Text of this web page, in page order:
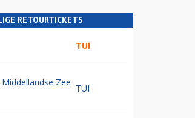
RETOURTICKETS
TUI
Zee
TUI